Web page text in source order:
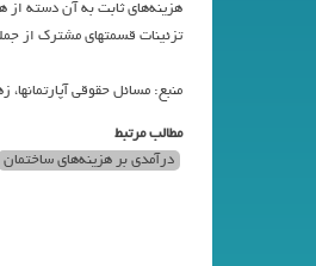
هزينه‌هاي ثابت به آن دسته از
تزئينات قسمتهاي مشترك از
منبع: مسائل حقوقي آپارتمانها،
مطالب مرتبط
درآمدي بر هزينه‌هاي ساختمان